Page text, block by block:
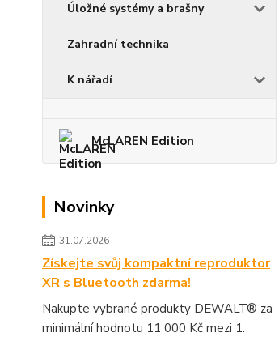
Úložné systémy a brašny
Zahradní technika
K nářadí
McLAREN Edition
Novinky
31.07.2026
Získejte svůj kompaktní reproduktor
XR s Bluetooth zdarma!
Nakupte vybrané produkty DEWALT® za
minimální hodnotu 11 000 Kč mezi 1.